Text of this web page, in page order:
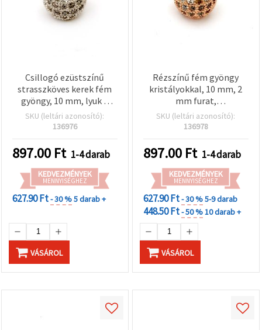
Csillogó ezüstszínű
strasszköves kerek fém
gyöngy, 10 mm, lyuk 2
mm
SKU (leltári azonosító):
136976
897.00 Ft 1-4 darab
KEDVEZMÉNYEK
MENNYISÉGHEZ
627.90 Ft- 30 %5 darab +
VÁSÁROL
Rézszínű fém gyöngy
kristályokkal, 10 mm, 2
mm furat,
ékszerkészítéshez
SKU (leltári azonosító):
136978
897.00 Ft 1-4 darab
KEDVEZMÉNYEK
MENNYISÉGHEZ
627.90 Ft- 30 %5-9 darab
448.50 Ft- 50 %10 darab +
VÁSÁROL